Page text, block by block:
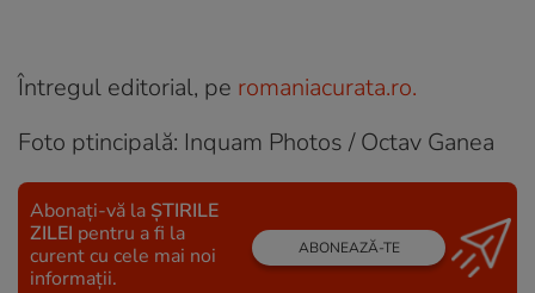
Întregul editorial, pe romaniacurata.ro.
Foto ptincipală: Inquam Photos / Octav Ganea
Abonați-vă la ȘTIRILE
ZILEI pentru a fi la
curent cu cele mai noi
informații.
ABONEAZĂ-TE